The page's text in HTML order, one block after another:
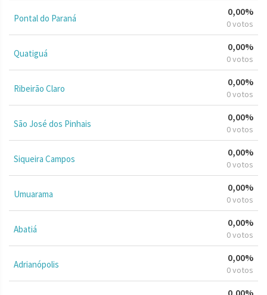
Pontal do Paraná
0,00%
0 votos
Quatiguá
0,00%
0 votos
Ribeirão Claro
0,00%
0 votos
São José dos Pinhais
0,00%
0 votos
Siqueira Campos
0,00%
0 votos
Umuarama
0,00%
0 votos
Abatiá
0,00%
0 votos
Adrianópolis
0,00%
0 votos
0,00%